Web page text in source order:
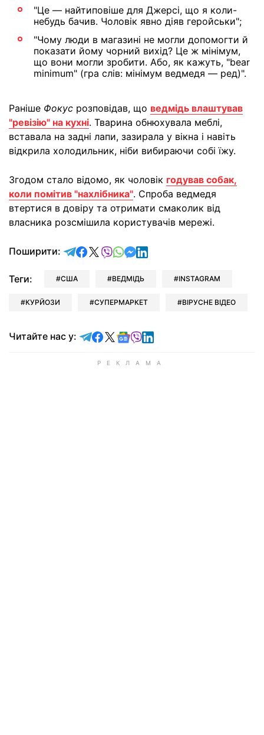
"Це — найтиповіше для Джерсі, що я коли-
небудь бачив. Чоловік явно діяв геройськи";
"Чому люди в магазині не могли допомогти й
показати йому чорний вихід? Це ж мінімум,
що вони могли зробити. Або, як кажуть, "bear
minimum" (гра слів: мінімум ведмедя — ред)".
Раніше Фокус розповідав, що ведмідь влаштував
"ревізію" на кухні. Тварина обнюхувала меблі,
вставала на задні лапи, зазирала у вікна і навіть
відкрила холодильник, ніби вибираючи собі їжу.
Згодом стало відомо, як чоловік годував собак,
коли помітив "нахлібника". Спроба ведмедя
втертися в довіру та отримати смаколик від
власника розсмішила користувачів мережі.
Поширити: відправити у Telegram
поділитись у Facebook
поділитись у X
відправити у Viber
відправити у Whatsapp
відправити у Messenger
відправити у LinkedIn
Теги: США ВЕДМІДЬ INSTAGRAM
КУРЙОЗИ СУПЕРМАРКЕТ ВІРУСНЕ ВІДЕО
Читайте нас у: Читайте у Telegram
Читайте у Facebook
Читайте у X
Читайте у Google news
Читайте у Viber
Читайте у LinkedIn